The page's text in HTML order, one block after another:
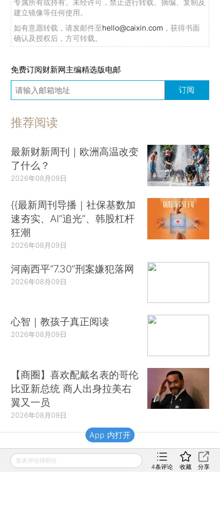
专属所有或持有。未经许可，禁止进行转载、摘编、复制及
建立镜像等任何使用。
如有意愿转载，请发邮件至hello@caixin.com ，获得书面
确认及授权后，方可转载。
免费订阅财新网主编精选版电邮
订阅
推荐阅读
最新财新周刊｜欧洲高温改变
了什么？
2026年08月09日
{{最新周刊导播｜社保基数加
速夯实、AI“追光”、韩股杠杆
狂潮
2026年08月09日
河南西平“7.30”刑案嫌犯落网
2026年08月09日
心智｜教孩子真正阅读
2026年08月09日
【商圈】喜欢配戴名表的哥伦
比亚新总统 商人出身拉美右
翼又一员
2026年08月09日
财新移动
发表评论得积分
4条评论 收藏 分享
App 内打开